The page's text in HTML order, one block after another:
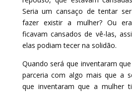
Seria um cansaço de tentar
fazer existir a mulher? Ou
ficavam cansados de vê-las,
elas podiam tecer na solidão.
Quando será que inventaram
parceria com algo mais que a
que inventaram que a mulher